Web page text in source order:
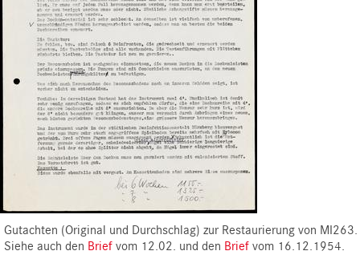
Gutachten (Original und Durchschlag) zur Restaurierung von MI263.
Siehe auch den Brief vom 12.02. und den Brief vom 16.12.1954.